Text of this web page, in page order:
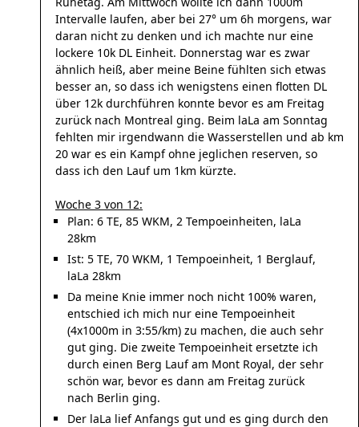
Intervalle laufen, aber bei 27° um 6h morgens, war
daran nicht zu denken und ich machte nur eine
lockere 10k DL Einheit. Donnerstag war es zwar
ähnlich heiß, aber meine Beine fühlten sich etwas
besser an, so dass ich wenigstens einen flotten DL
über 12k durchführen konnte bevor es am Freitag
zurück nach Montreal ging. Beim laLa am Sonntag
fehlten mir irgendwann die Wasserstellen und ab km
20 war es ein Kampf ohne jeglichen reserven, so
dass ich den Lauf um 1km kürzte.
Woche 3 von 12:
Plan: 6 TE, 85 WKM, 2 Tempoeinheiten, laLa
28km
Ist: 5 TE, 70 WKM, 1 Tempoeinheit, 1 Berglauf,
laLa 28km
Da meine Knie immer noch nicht 100% waren,
entschied ich mich nur eine Tempoeinheit
(4x1000m in 3:55/km) zu machen, die auch sehr
gut ging. Die zweite Tempoeinheit ersetzte ich
durch einen Berg Lauf am Mont Royal, der sehr
schön war, bevor es dann am Freitag zurück
nach Berlin ging.
Der laLa lief Anfangs gut und es ging durch den